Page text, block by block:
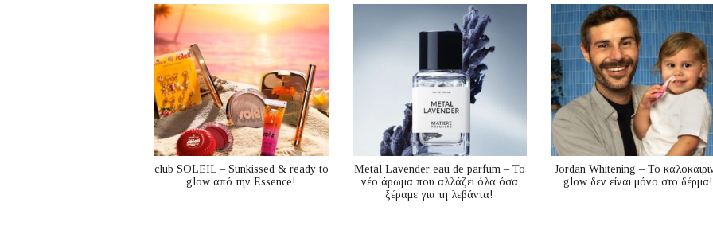
club SOLEIL – Sunkissed & ready to
glow από την Essence!
Metal Lavender eau de parfum – Το
νέο άρωμα που αλλάζει όλα όσα
ξέραμε για τη λεβάντα!
Jordan Whitening – Το
glow δεν είναι μόνο στο δέρμα!